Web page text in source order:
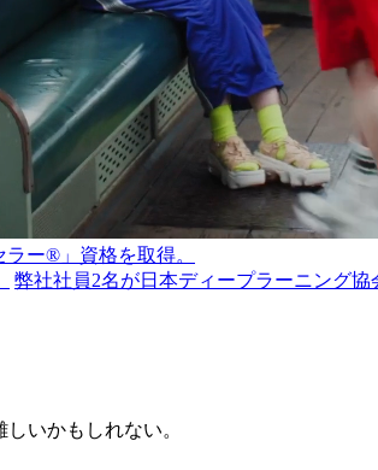
ー®」資格を取得。
弊社社員2名が日本ディープラーニング協
いかもしれない。